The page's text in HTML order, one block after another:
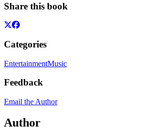
Share this book
Categories
EntertainmentMusic
Feedback
Email the Author
Author